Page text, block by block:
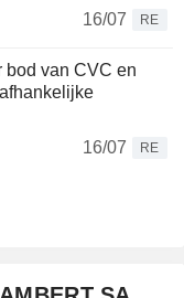
16/07
RE
bod van CVC en
16/07
RE